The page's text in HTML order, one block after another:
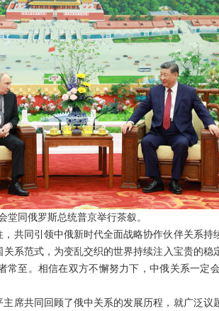
堂同俄罗斯总统普京举行茶叙。
共同引领中俄新时代全面战略协作伙伴关系持
系范式，为变乱交织的世界持续注入宝贵的稳
常至。相信在双方不懈努力下，中俄关系一定
席共同回顾了俄中关系的发展历程，就广泛